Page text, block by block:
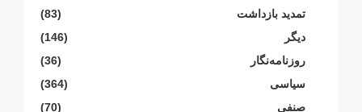
تمدید بازداشت
(83)
دیگر
(146)
روزنامەنگار
(36)
سیاسی
(364)
صنفی
(70)